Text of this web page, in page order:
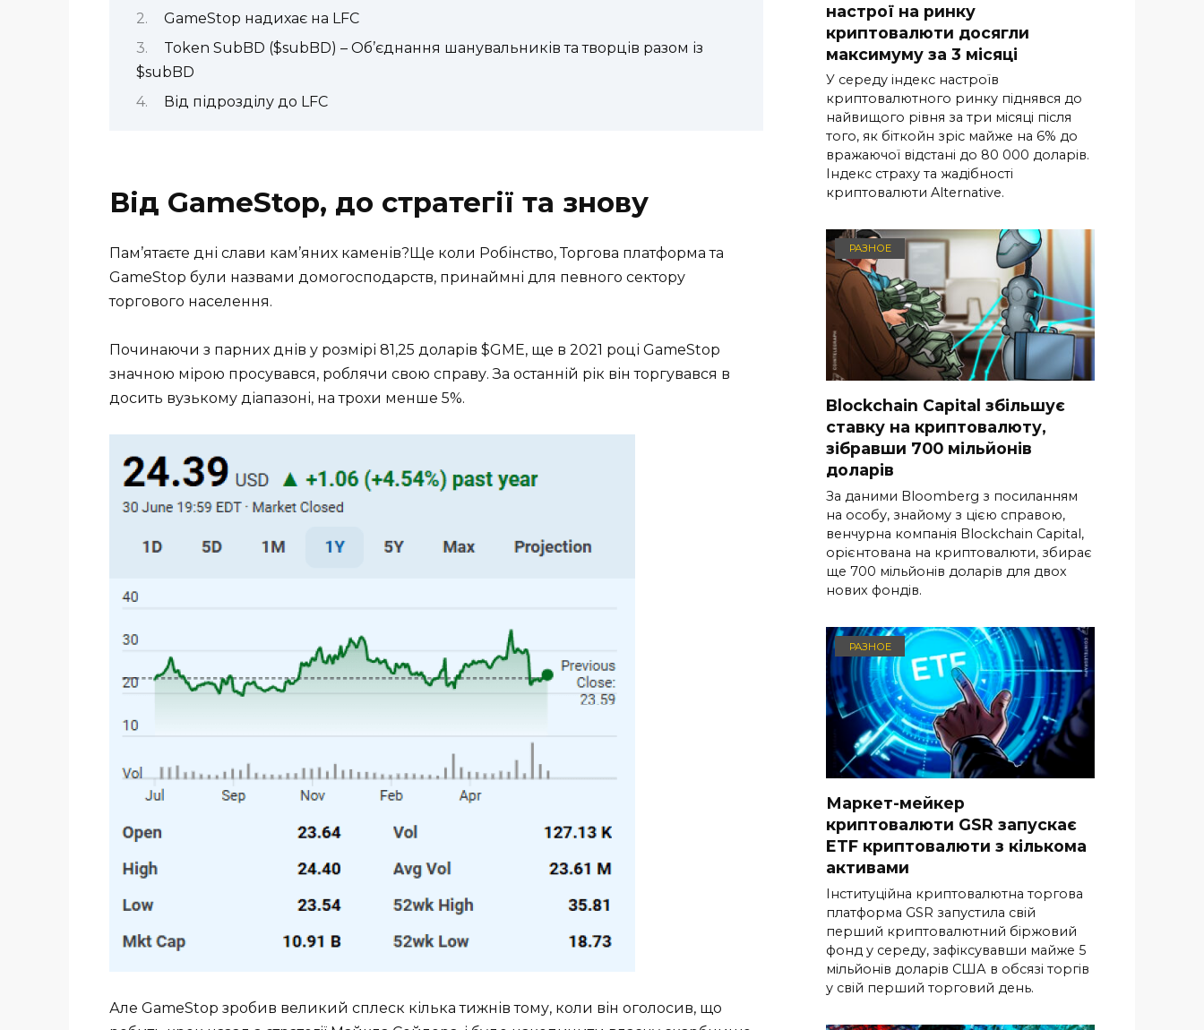
GameStop надихає на LFC
Token SubBD ($subBD) – Об’єднання шанувальників та творців разом із
$subBD
Від підрозділу до LFC
Від GameStop, до стратегії та знову
Пам’ятаєте дні слави кам’яних каменів?Ще коли Робінство, Торгова платформа та
GameStop були назвами домогосподарств, принаймні для певного сектору
торгового населення.
Починаючи з парних днів у розмірі 81,25 доларів $GME, ще в 2021 році GameStop
значною мірою просувався, роблячи свою справу. За останній рік він торгувався в
досить вузькому діапазоні, на трохи менше 5%.
Але GameStop зробив великий сплеск кілька тижнів тому, коли він оголосив, що
настрої на ринку
криптовалюти досягли
максимуму за 3 місяці
У середу індекс настроїв
криптовалютного ринку піднявся до
найвищого рівня за три місяці після
того, як біткойн зріс майже на 6% до
вражаючої відстані до 80 000 доларів.
Індекс страху та жадібності
криптовалюти Alternative.
РАЗНОЕ
Blockchain Capital збільшує
ставку на криптовалюту,
зібравши 700 мільйонів
доларів
За даними Bloomberg з посиланням
на особу, знайому з цією справою,
венчурна компанія Blockchain Capital,
орієнтована на криптовалюти, збирає
ще 700 мільйонів доларів для двох
нових фондів.
РАЗНОЕ
Маркет-мейкер
криптовалюти GSR запускає
ETF криптовалюти з кількома
активами
Інституційна криптовалютна торгова
платформа GSR запустила свій
перший криптовалютний біржовий
фонд у середу, зафіксувавши майже 5
мільйонів доларів США в обсязі торгів
у свій перший торговий день.